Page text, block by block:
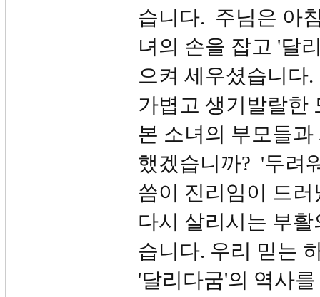
습니다. 주님은 아
녀의 손을 잡고 '달
으켜 세우셨습니다
가볍고 생기발랄한
본 소녀의 부모들
했겠습니까? '두려
씀이 진리임이 드
다시 살리시는 부
습니다. 우리 믿는
'달리다굼'의 역사